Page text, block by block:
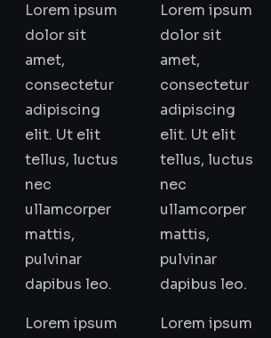
Lorem ipsum
dolor sit
amet,
consectetur
adipiscing
elit. Ut elit
tellus, luctus
nec
ullamcorper
mattis,
pulvinar
dapibus leo.
Lorem ipsum
Lorem ipsum
dolor sit
amet,
consectetur
adipiscing
elit. Ut elit
tellus, luctus
nec
ullamcorper
mattis,
pulvinar
dapibus leo.
Lorem ipsum